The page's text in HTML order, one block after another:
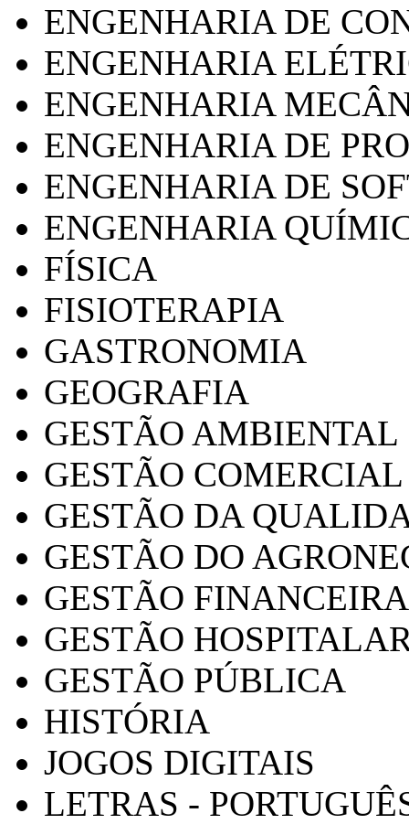
ENGENHARIA DE
ENGENHARIA
ENGENHARIA
ENGENHARIA DE
ENGENHARIA DE
ENGENHARIA
FÍSICA
FISIOTERAPIA
GASTRONOMIA
GEOGRAFIA
GESTÃO AMBIENTAL
GESTÃO COMERCIAL
GESTÃO DA
GESTÃO DO
GESTÃO FINANCEIRA
GESTÃO
GESTÃO PÚBLICA
HISTÓRIA
JOGOS DIGITAIS
LETRAS -